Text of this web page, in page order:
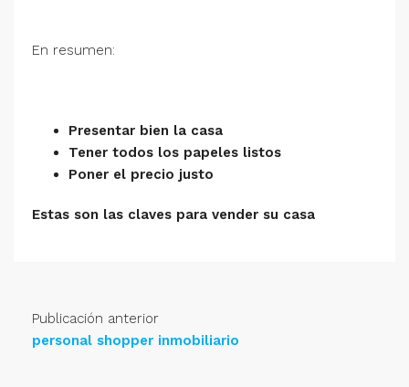
En resumen:
Presentar bien la casa
Tener todos los papeles listos
Poner el precio justo
Estas son las claves para vender su casa
Publicación anterior
personal shopper inmobiliario